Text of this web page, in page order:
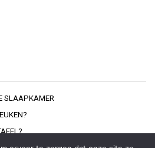
SLAAPKAMER